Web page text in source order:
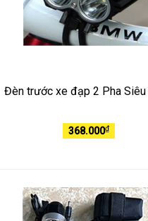
Đèn trước xe đạp 2 Pha Siêu
368.000₫